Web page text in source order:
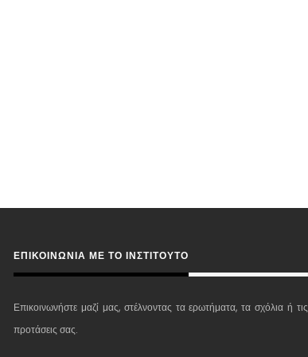
ΕΠΙΚΟΙΝΩΝΊΑ ΜΕ ΤΟ ΙΝΣΤΙΤΟΎΤΟ
Επικοινωνήστε μαζί μας, στέλνοντας τα ερωτήματα, τα σχόλια ή τις
προτάσεις σας.